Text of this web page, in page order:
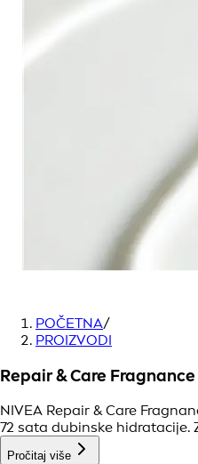
POČETNA/
PROIZVODI
Repair & Care
NIVEA Repair & Care
72 sata dubinske hidratacije.
Pročitaj više